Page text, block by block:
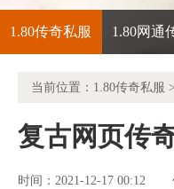
1.80传奇私服 1.80网通
当前位置： 1.80传奇私服 >
复古网页传
时间：2021-12-17 00:12